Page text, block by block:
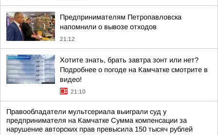
Предпринимателям Петропавловска
напомнили о вывозе отходов
21:12
Хотите знать, брать завтра зонт или нет?
Подробнее о погоде на Камчатке смотрите в
видео!
21:10
Правообладатели мультсериала выиграли суд у
предпринимателя на Камчатке Сумма компенсации за
нарушение авторских прав превысила 150 тысяч рублей